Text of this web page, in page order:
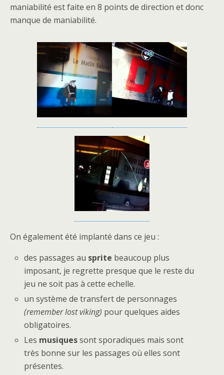
maniabilité est faite en 8 points de direction et donc
manque de maniabilité.
On également été implanté dans ce jeu :
des passages au sprite beaucoup plus
imposant, je regrette presque que le reste du
jeu ne soit pas à cette echelle.
un système de transfert de personnages
(remember lost viking) pour quelques aides
obligatoires.
Les musiquessont sporadiques mais sont
très bonne sur les passages où elles sont
présentes.